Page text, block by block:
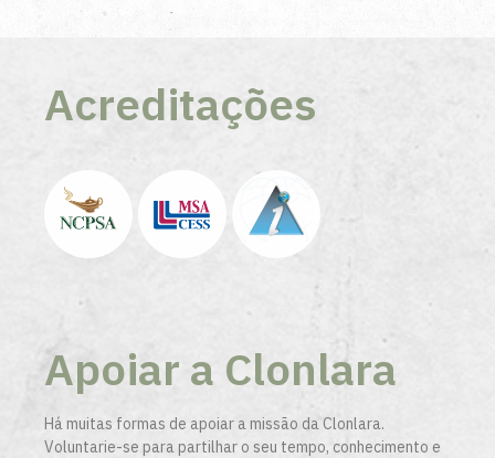
Acreditações
Apoiar a Clonlara
Há muitas formas de apoiar a missão da Clonlara.
Voluntarie-se para partilhar o seu tempo, conhecimento e